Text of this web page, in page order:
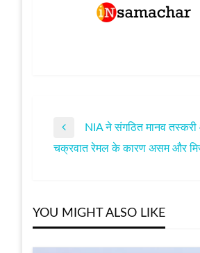
पोस्ट
Previous
Post
NIA ने संगठित मानव तस्करी
Next
चक्रवात रेमल के कारण असम और
YOU MIGHT ALSO LIKE